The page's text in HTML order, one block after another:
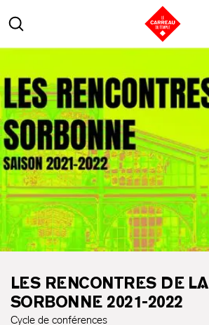
Rechercher
LES RENCONTRES DE LA
SORBONNE 2021-2022
Cycle de conférences